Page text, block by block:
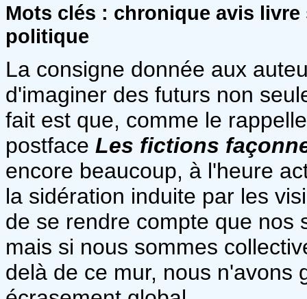
Mots clés : chronique avis
politique
La consigne donnée aux
d'imaginer des futurs non
fait est que, comme le
postface Les fictions
encore beaucoup, à l'heure
la sidération induite par les
de se rendre compte que nos
mais si nous sommes
delà de ce mur, nous n'avons